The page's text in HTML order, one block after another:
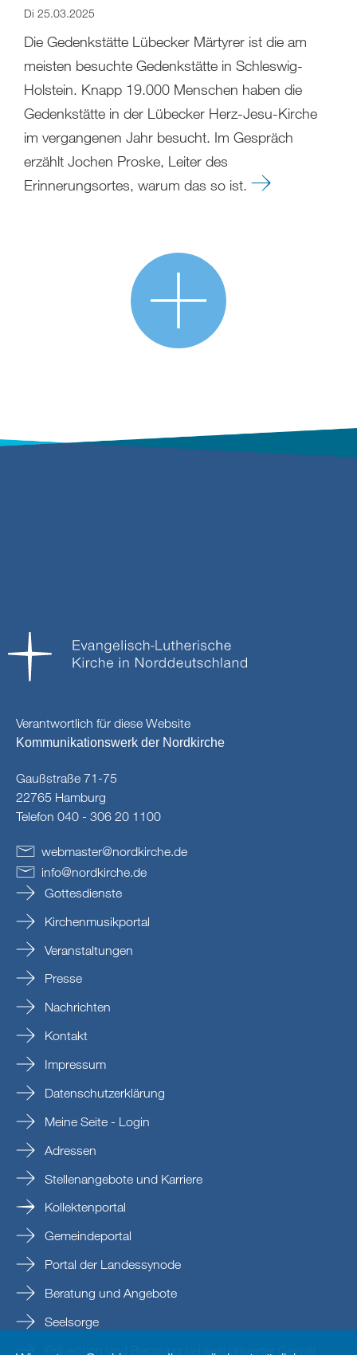
Di 25.03.2025
Die Gedenkstätte Lübecker Märtyrer ist die am
meisten besuchte Gedenkstätte in Schleswig-
Holstein. Knapp 19.000 Menschen haben die
Gedenkstätte in der Lübecker Herz-Jesu-Kirche
im vergangenen Jahr besucht. Im Gespräch
erzählt Jochen Proske, Leiter des
Erinnerungsortes, warum das so ist.
Verantwortlich für diese Website
Kommunikationswerk der Nordkirche
Gaußstraße 71-75
22765 Hamburg
Telefon 040 - 306 20 1100
webmaster@nordkirche.de
info@nordkirche.de
Gottesdienste
Kirchenmusikportal
Veranstaltungen
Presse
Nachrichten
Kontakt
Impressum
Datenschutzerklärung
Meine Seite - Login
Adressen
Stellenangebote und Karriere
Kollektenportal
Gemeindeportal
Portal der Landessynode
Beratung und Angebote
Seelsorge
Prävention und Beratung bei sexualisierter Gewalt